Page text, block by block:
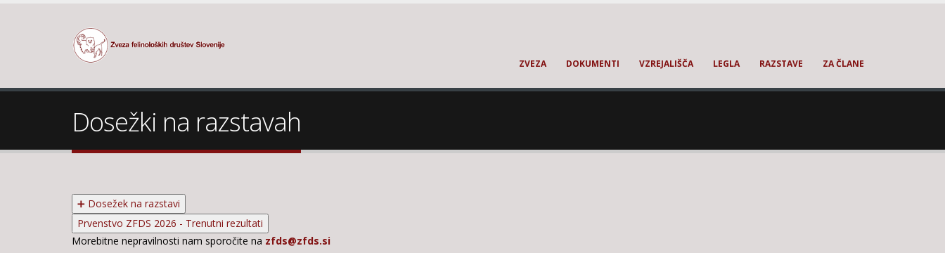
ZVEZA DOKUMENTI VZREJALIŠČA LEGLA RAZSTAVE ZA ČLANE
Dosežki na razstavah
➕ Dosežek na razstavi
Prvenstvo ZFDS 2026 - Trenutni rezultati
Morebitne nepravilnosti nam sporočite na zfds@zfds.si